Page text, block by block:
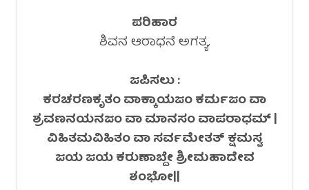
ಪರಿಹಾರ
ಶಿವನ ಆರಾಧನೆ ಅಗತ್ಯ.
ಜಪಿಸಲು :
ಕರಚರಣಕೃತಂ ವಾಕ್ಕಾಯಜಂ ಕರ್ಮಜಂ ವಾ
ಶ್ರವಣನಯನಜಂ ವಾ ಮಾನಸಂ ವಾಪರಾಧಮ್ |
ವಿಹಿತಮವಿಹಿತಂ ವಾ ಸರ್ವಮೇತತ್ ಕ್ಷಮಸ್ವ
ಜಯ ಜಯ ಕರುಣಾಬ್ದೇ ಶ್ರೀಮಹಾದೇವ
ಶಂಭೋ||